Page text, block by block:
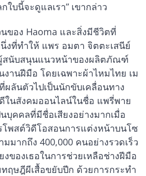
ใบนี้จะดูแลเรา” เขากล่าว
ของ Haoma และสิ่งมีชีวิตที่
งที่ทำให้ แพร อมตา จิตตะเสนีย์
สนับสนุนแนวหน้าของผลิตภัณฑ์
านฝีมือ โดยเฉพาะผ้าไหมไทย เม
ลันตัวไปเป็นนักขับเคลื่อนทาง
ในสังคมออนไลน์ในชื่อ แพรี่พาย
บุคคลที่มีชื่อเสียงอย่างมากเมื่อ
พสต์วิดีโอสอนการแต่งหน้าบนโซ
มากถึง 400,000 คนอย่างรวดเร็ว
งของเธอในการช่วยเหลือช่างฝีมือ
ฤษฎีผีเสื้อขยับปีก ด้วยการกระทำ